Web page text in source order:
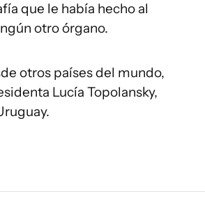
que le había hecho al
otro órgano.
otros países del mundo,
Lucía Topolansky,